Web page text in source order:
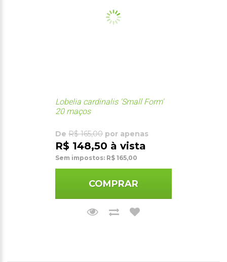
Lobelia cardinalis 'Small Form'
20 maços
De R$ 165,00 por apenas
R$ 148,50 à vista
Sem impostos: R$ 165,00
COMPRAR